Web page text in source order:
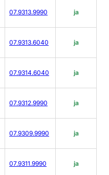
07.9313.9990 ja
07.9313.6040 ja
07.9314.6040 ja
07.9312.9990 ja
07.9309.9990 ja
07.9311.9990 ja